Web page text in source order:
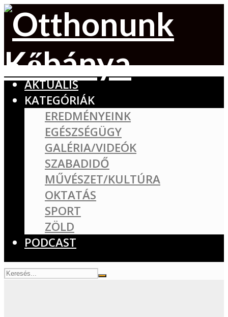
AKTUÁLIS
KATEGÓRIÁK
EREDMÉNYEINK
EGÉSZSÉGÜGY
GALÉRIA/VIDEÓK
SZABADIDŐ
MŰVÉSZET/KULTÚRA
OKTATÁS
SPORT
ZÖLD
PODCAST